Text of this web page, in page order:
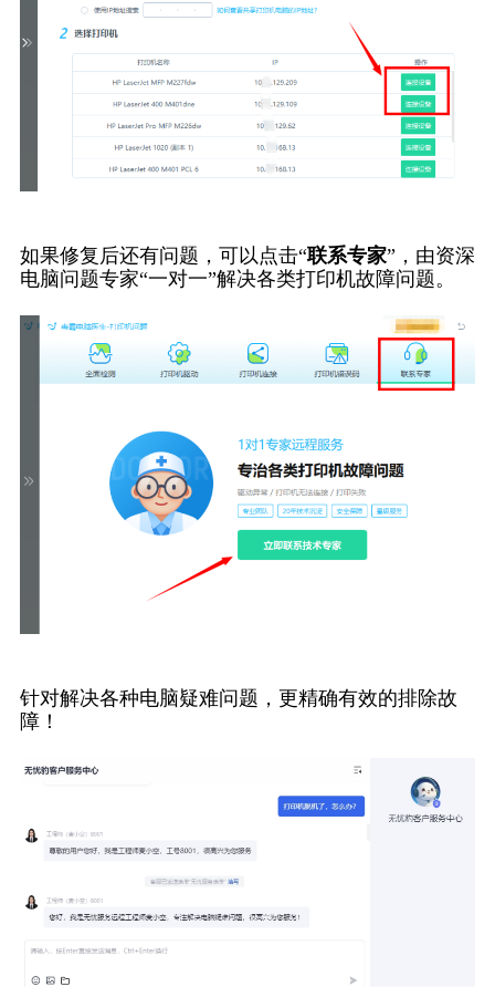
如果修复后还有问题，可以点击“联系专家”，由资深
电脑问题专家“一对一”解决各类打印机故障问题。
针对解决各种电脑疑难问题，更精确有效的排除故
障！